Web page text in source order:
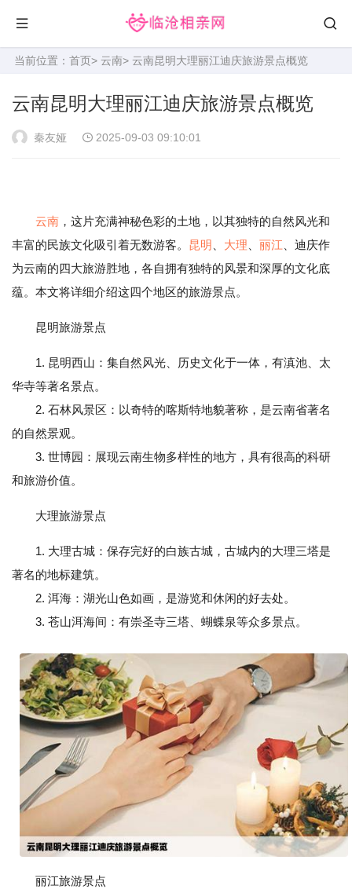
当前位置： 首页> 云南> 云南昆明大理丽江迪庆旅游景点概览
云南昆明大理丽江迪庆旅游景点概览
秦友娅 2025-09-03 09:10:01
云南 ，这片充满神秘色彩的土地，以其独特的自然风光和
丰富的民族文化吸引着无数游客。 昆明 大理 丽江 、迪庆作
为云南的四大旅游胜地，各自拥有独特的风景和深厚的文化底
蕴。本文将详细介绍这四个地区的旅游景点。
昆明旅游景点
1. 昆明西山：集自然风光、历史文化于一体，有滇池、太
华寺等著名景点。
2. 石林风景区：以奇特的喀斯特地貌著称，是云南省著名
的自然景观。
3. 世博园：展现云南生物多样性的地方，具有很高的科研
和旅游价值。
大理旅游景点
1. 大理古城：保存完好的白族古城，古城内的大理三塔是
著名的地标建筑。
2. 洱海：湖光山色如画，是游览和休闲的好去处。
3. 苍山洱海间：有崇圣寺三塔、蝴蝶泉等众多景点。
丽江旅游景点